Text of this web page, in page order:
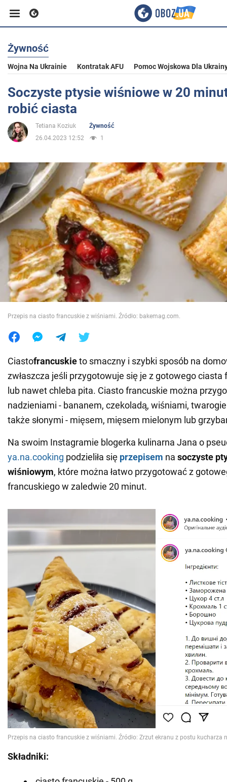
Biznes
Sport
Rozrywka
Polityka
Społeczeństwo
Wojna na Ukrainie
Świat
Jedzenie
Żywność
Wojna Na Ukrainie Kontratak AFU Pomoc Wojskowa Dla
Soczyste ptysie wiśniowe w 20
robić ciasta
Tetiana Koziuk
Żywność
26.04.2023 12:52
1
Przepis na ciasto francuskie z wiśniami. Źródło: bakemag.com.
Ciastofrancuskieto smaczny i szybki sposób na
zwłaszcza jeśli przygotowuje się je z gotowego ciasta
lub nawet chleba pita. Ciasto francuskie można
nadzieniami - bananem, czekoladą, wiśniami,
także słonymi - mięsem, mięsem mielonym lub
Na swoim Instagramie blogerka kulinarna Jana o
ya.na.cooking podzieliła się przepisem na soczyste
wiśniowym, które można łatwo przygotować z
francuskiego w zaledwie 20 minut.
Składniki: